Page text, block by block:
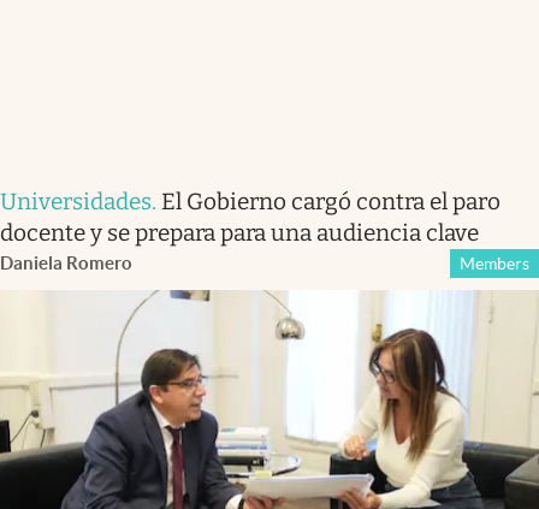
Universidades. El Gobierno cargó contra el paro
docente y se prepara para una audiencia clave
Daniela Romero Members